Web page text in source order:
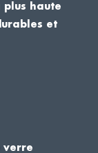
haute
et
verre